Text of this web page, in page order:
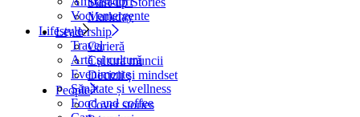
Markday
Leadership
Carieră
Cultura muncii
Decizii și mindset
People
Cover stories
Voci emergente
Lifestyle
Travel
Artă și cultură
Evenimente
Sănătate și wellness
Food and coffee